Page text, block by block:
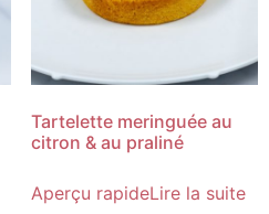
Tartelette meringuée au
citron & au praliné
Aperçu rapideLire la suite